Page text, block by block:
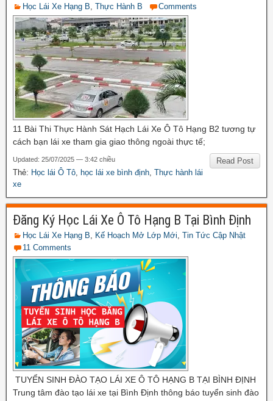
Học Lái Xe Hạng B, Thực Hành B Comments
11 Bài Thi Thực Hành Sát Hạch Lái Xe Ô Tô Hạng B2 tương tự
cách bạn lái xe tham gia giao thông ngoài thực tế;
Read Post
Updated: 25/07/2025 — 3:42 chiều
Thẻ: Học lái Ô Tô, học lái xe bình định, Thực hành lái
xe
Đăng Ký Học Lái Xe Ô Tô Hạng B Tại Bình Định
Học Lái Xe Hạng B, Kế Hoạch Mở Lớp Mới, Tin Tức Cập Nhật
11 Comments
TUYỂN SINH ĐÀO TẠO LÁI XE Ô TÔ HẠNG B TẠI BÌNH ĐỊNH
Trung tâm đào tạo lái xe tại Bình Định thông báo tuyển sinh đào